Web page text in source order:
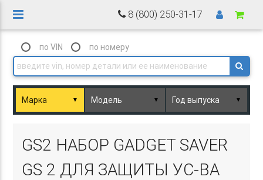
8 (800) 250-31-17
по VIN по номеру
▼ ▼ ▼
GS2 НАБОР GADGET SAVER
GS 2 ДЛЯ ЗАЩИТЫ УС-ВА